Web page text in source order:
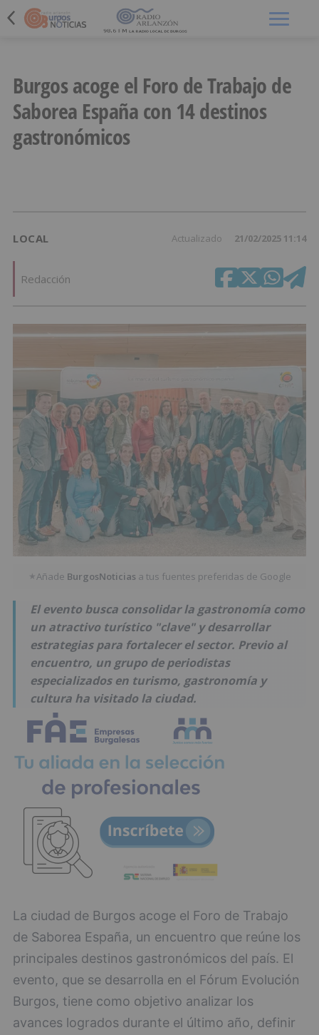
Burgos acoge el Foro de Trabajo de
Saborea España con 14 destinos
gastronómicos
LOCAL Actualizado 21/02/2025 11:14
Redacción
★Añade BurgosNoticias a tus fuentes preferidas de Google
El evento busca consolidar la gastronomía como
un atractivo turístico "clave" y desarrollar
estrategias para fortalecer el sector. Previo al
encuentro, un grupo de periodistas
especializados en turismo, gastronomía y
cultura ha visitado la ciudad.
La ciudad de Burgos acoge el Foro de Trabajo
de Saborea España, un encuentro que reúne los
principales destinos gastronómicos del país. El
evento, que se desarrolla en el Fórum Evolución
Burgos, tiene como objetivo analizar los
avances logrados durante el último año, definir